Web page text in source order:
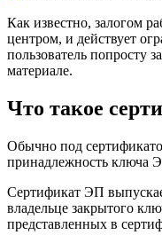
Как известно, залогом
центром, и действует
пользователь попросту
материале.
Что такое
Обычно под
принадлежность ключа
Сертификат ЭП
владельце закрытого
представленных в